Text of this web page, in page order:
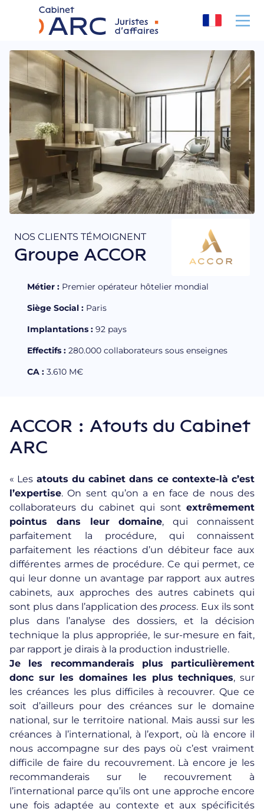
NOS CLIENTS TÉMOIGNENT
Groupe ACCOR
Métier : Premier opérateur hôtelier mondial
Siège Social : Paris
Implantations : 92 pays
Effectifs : 280.000 collaborateurs sous enseignes
CA : 3.610 M€
ACCOR : Atouts du Cabinet
ARC
« Les atouts du cabinet dans ce contexte-là c’est
l’expertise. On sent qu’on a en face de nous des
collaborateurs du cabinet qui sont extrêmement
pointus dans leur domaine, qui connaissent
parfaitement la procédure, qui connaissent
parfaitement les réactions d’un débiteur face aux
différentes armes de procédure. Ce qui permet, ce
qui leur donne un avantage par rapport aux autres
cabinets, aux approches des autres cabinets qui
sont plus dans l’application desprocess. Eux ils sont
plus dans l’analyse des dossiers, et la décision
technique la plus appropriée, le sur-mesure en fait,
par rapport je dirais à la production industrielle.
Je les recommanderais plus particulièrement
donc sur les domaines les plus techniques, sur
les créances les plus difficiles à recouvrer. Que ce
soit d’ailleurs pour des créances sur le domaine
national, sur le territoire national. Mais aussi sur les
créances à l’international, à l’export, où là encore il
nous accompagne sur des pays où c’est vraiment
difficile de faire du recouvrement. Là encore je les
recommanderais sur le recouvrement à
l’international parce qu’ils ont une approche encore
une fois adaptée au contexte et aux spécificités
Panneau de gestion des cookies